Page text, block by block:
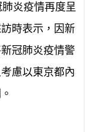
炎疫情再度呈
時表示，因新
冠肺炎疫情警
慮以東京都內